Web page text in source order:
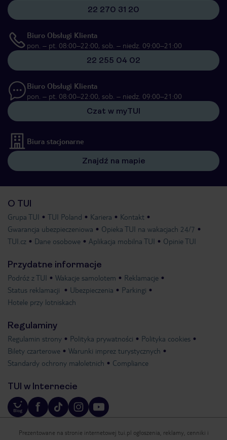
22 270 31 20
Biuro Obsługi Klienta
pon. – pt. 08:00–22:00, sob. – niedz. 09:00–21:00
22 255 04 02
Biuro Obsługi Klienta
pon. – pt. 08:00–22:00, sob. – niedz. 09:00–21:00
Czat w myTUI
Biura stacjonarne
Znajdź na mapie
O TUI
Grupa TUI TUI Poland Kariera
Kontakt
Gwarancja ubezpieczeniowa
Opieka TUI na wakacjach 24/7
TUI.cz
Dane osobowe Aplikacja mobilna TUI Opinie TUI
Przydatne informacje
Podróż z TUI Wakacje samolotem
Reklamacje
Status reklamacji
Ubezpieczenia
Parkingi
Hotele przy lotniskach
Regulaminy
Regulamin strony Polityka prywatności
Polityka cookies
Bilety czarterowe
Warunki imprez turystycznych
Standardy ochrony małoletnich
Compliance
TUI w Internecie
Prezentowane na stronie internetowej tui.pl ogłoszenia, reklamy, cenniki i